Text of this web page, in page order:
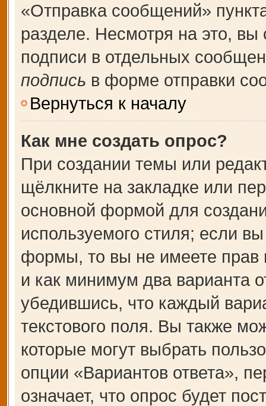
«Отправка сообщений»
разделе. Несмотря на это,
подписи в отдельных
подпись в форме отправки
Вернуться к началу
Как мне создать опрос?
При создании темы или
щёлкните на закладке или
основной формой для
используемого стиля; если
формы, то вы не имеете прав
и как минимум два варианта
убедившись, что каждый
текстового поля. Вы также
которые могут выбрать
опции «Вариантов ответа»,
означает, что опрос будет